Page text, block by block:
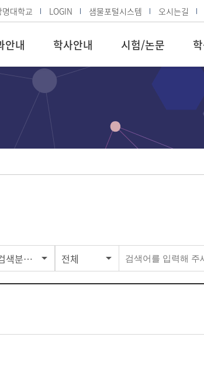
명대학교 LOGIN 샘물포털시스템 오시는길
안내 학사안내 시험/논문
색분류선택 전체